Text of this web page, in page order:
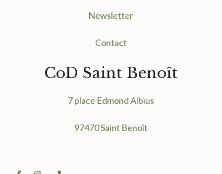
Newsletter
Contact
CoD Saint Benoît
7 place Edmond Albius
97470 Saint Benoît